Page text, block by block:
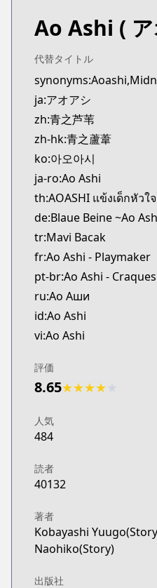
Official Raw
https://
Kitsu
Kitsu
https://kitsu.app/
CDJapan
CDJapan
https://www.anime-
MangaUpdates
MangaUpdates
https://
Book☆Walker
https://
Official Site
Official Site
https://bigcomics.jp/
Official Site
https://
Ao Ashi (
代替タイトル
ja:アオアシ
zh:青之芦苇
zh-hk:青之蘆葦
ko:아오아시
ja-ro:Ao Ashi
th:AOASHI แข้งเด็กหัวใ
de:Blaue Beine ~Ao
tr:Mavi Bacak
fr:Ao Ashi - Playmaker
pt-br:Ao Ashi -
ru:Ао Аши
id:Ao Ashi
vi:Ao Ashi
評価
8.65★★★★
人気
484
読者
40132
著者
Kobayashi
Naohiko(Story)
出版社